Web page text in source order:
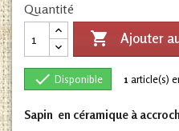
Quantité
 Ajouter
 Disponible 1 article(s)
Sapin en céramique à